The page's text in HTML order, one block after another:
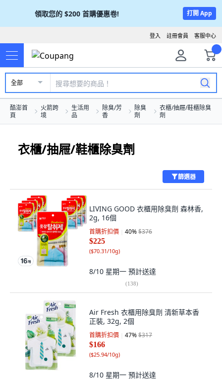
領取您的 $200 首購優惠卷! 打開 App
客服中心
註冊會員
登入
全部
酷澎首
頁
火箭跨
境
生活用
品
除臭/芳
香
除臭
劑
衣櫃/抽屜/鞋櫃除臭
劑
衣櫃/抽屜/鞋櫃除臭劑
篩選器
LIVING GOOD 衣櫃用除臭劑 森林香,
2g, 16個
首購折扣價 40%$376
$225
($70.31/10g)
8/10 星期一 預計送達
(138)
Air Fresh 衣櫃用除臭劑 清新草本香
正裝, 32g, 2個
首購折扣價 47%$317
$166
($25.94/10g)
8/10 星期一 預計送達